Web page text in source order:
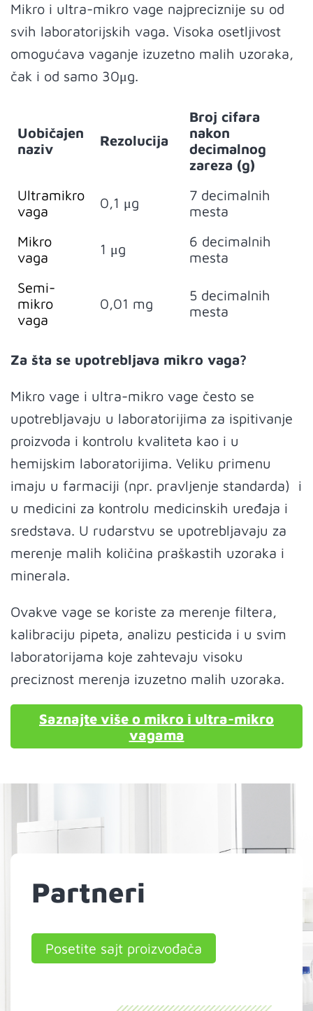
Mikro i ultra-mikro vage najpreciznije su od
svih laboratorijskih vaga. Visoka osetljivost
omogućava vaganje izuzetno malih uzoraka,
čak i od samo 30μg.
Uobičajen
naziv
Rezolucija
Broj cifara
nakon
decimalnog
zareza (g)
Ultramikro
vaga
0,1 μg
7 decimalnih
mesta
Mikro
vaga
1 μg
6 decimalnih
mesta
Semi-
mikro
vaga
0,01 mg
5 decimalnih
mesta
Za šta se upotrebljava mikro vaga?
Mikro vage i ultra-mikro vage često se
upotrebljavaju u laboratorijima za ispitivanje
proizvoda i kontrolu kvaliteta kao i u
hemijskim laboratorijima. Veliku primenu
imaju u farmaciji (npr. pravljenje standarda) i
u medicini za kontrolu medicinskih uređaja i
sredstava. U rudarstvu se upotrebljavaju za
merenje malih količina praškastih uzoraka i
minerala.
Ovakve vage se koriste za merenje filtera,
kalibraciju pipeta, analizu pesticida i u svim
laboratorijama koje zahtevaju visoku
preciznost merenja izuzetno malih uzoraka.
Saznajte više o mikro i ultra-mikro
vagama
Partneri
Posetite sajt proizvođača